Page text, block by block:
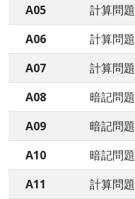
A05
計算問題
A06
計算問題
A07
計算問題
A08
暗記問題
A09
暗記問題
A10
暗記問題
A11
計算問題